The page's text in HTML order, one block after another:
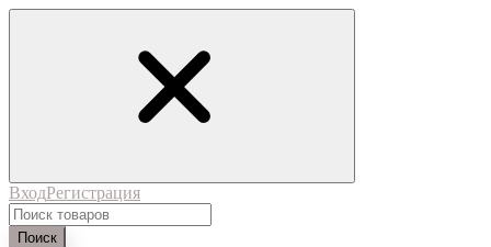
ВходРегистрация
Поиск